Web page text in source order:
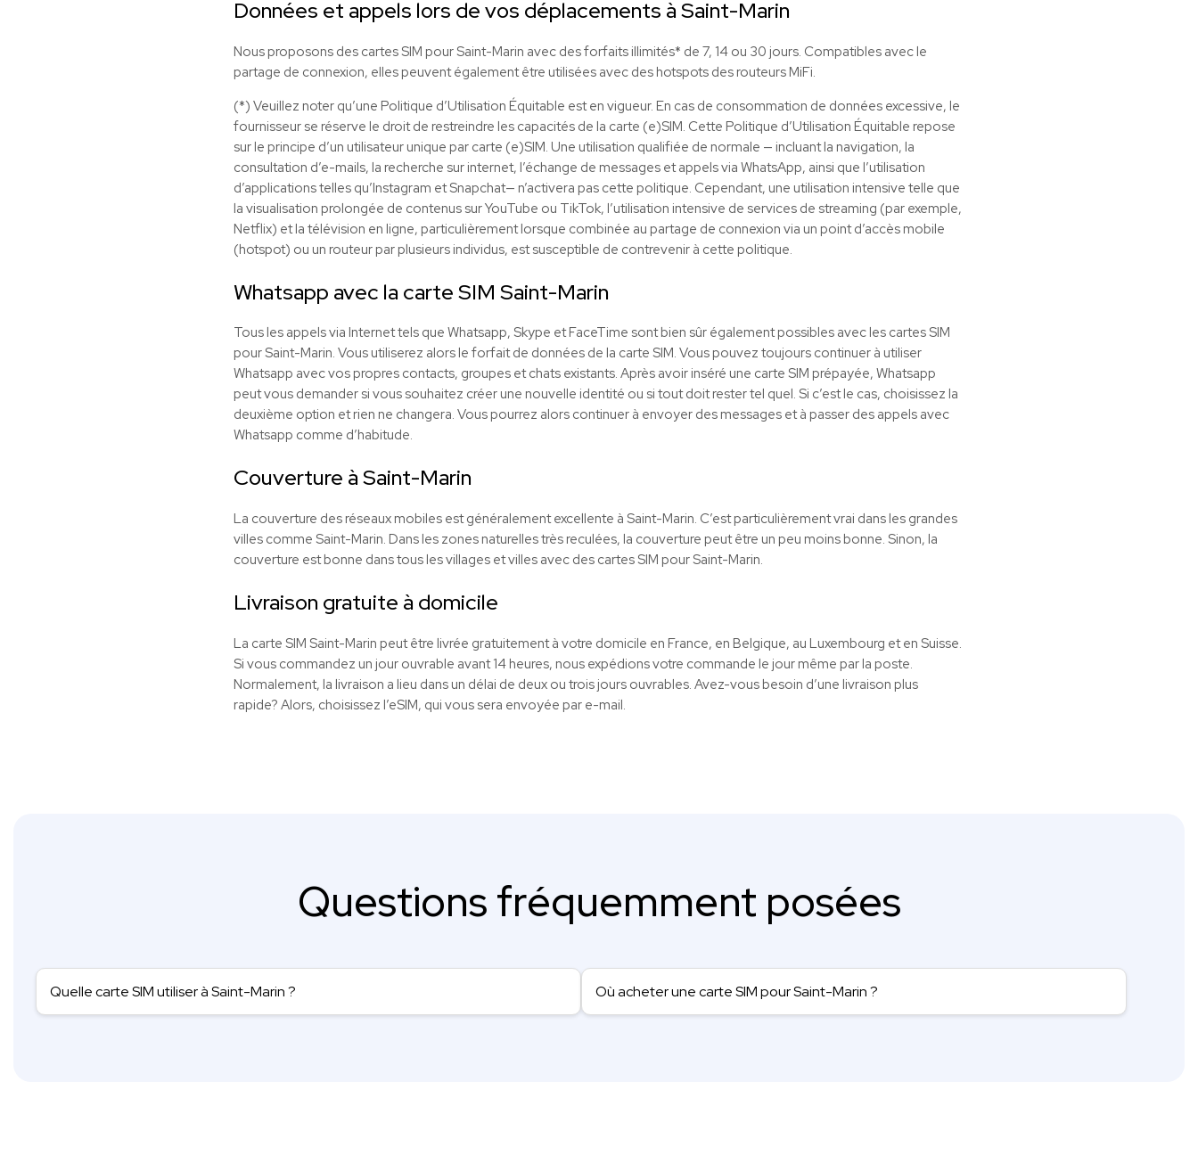
Données et appels lors de vos déplacements à Saint-Marin
Nous proposons des cartes SIM pour Saint-Marin avec des forfaits illimités* de 7, 14 ou 30 jours. Compatibles avec le
partage de connexion, elles peuvent également être utilisées avec des hotspots des routeurs MiFi.
(*) Veuillez noter qu’une Politique d’Utilisation Équitable est en vigueur. En cas de consommation de données excessive, le
fournisseur se réserve le droit de restreindre les capacités de la carte (e)SIM. Cette Politique d’Utilisation Équitable repose
sur le principe d’un utilisateur unique par carte (e)SIM. Une utilisation qualifiée de normale — incluant la navigation, la
consultation d’e-mails, la recherche sur internet, l’échange de messages et appels via WhatsApp, ainsi que l’utilisation
d’applications telles qu’Instagram et Snapchat— n’activera pas cette politique. Cependant, une utilisation intensive telle que
la visualisation prolongée de contenus sur YouTube ou TikTok, l’utilisation intensive de services de streaming (par exemple,
Netflix) et la télévision en ligne, particulièrement lorsque combinée au partage de connexion via un point d’accès mobile
(hotspot) ou un routeur par plusieurs individus, est susceptible de contrevenir à cette politique.
Whatsapp avec la carte SIM Saint-Marin
Tous les appels via Internet tels que Whatsapp, Skype et FaceTime sont bien sûr également possibles avec les cartes SIM
pour Saint-Marin. Vous utiliserez alors le forfait de données de la carte SIM. Vous pouvez toujours continuer à utiliser
Whatsapp avec vos propres contacts, groupes et chats existants. Après avoir inséré une carte SIM prépayée, Whatsapp
peut vous demander si vous souhaitez créer une nouvelle identité ou si tout doit rester tel quel. Si c’est le cas, choisissez la
deuxième option et rien ne changera. Vous pourrez alors continuer à envoyer des messages et à passer des appels avec
Whatsapp comme d’habitude.
Couverture à Saint-Marin
La couverture des réseaux mobiles est généralement excellente à Saint-Marin. C’est particulièrement vrai dans les grandes
villes comme Saint-Marin. Dans les zones naturelles très reculées, la couverture peut être un peu moins bonne. Sinon, la
couverture est bonne dans tous les villages et villes avec des cartes SIM pour Saint-Marin.
Livraison gratuite à domicile
La carte SIM Saint-Marin peut être livrée gratuitement à votre domicile en France, en Belgique, au Luxembourg et en Suisse.
Si vous commandez un jour ouvrable avant 14 heures, nous expédions votre commande le jour même par la poste.
Normalement, la livraison a lieu dans un délai de deux ou trois jours ouvrables. Avez-vous besoin d’une livraison plus
rapide? Alors, choisissez l’eSIM, qui vous sera envoyée par e-mail.
Questions fréquemment posées
Quelle carte SIM utiliser à Saint-Marin ? Où acheter une carte SIM pour Saint-Marin ?